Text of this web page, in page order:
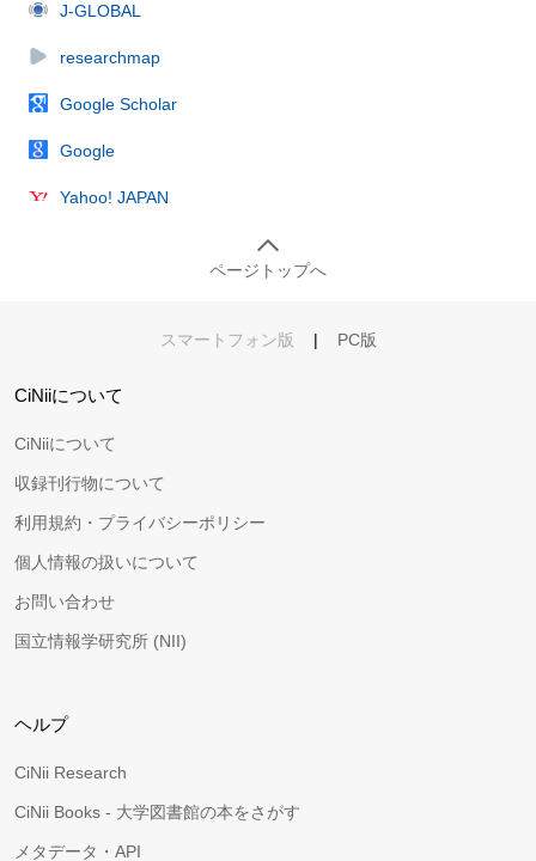
J-GLOBAL
researchmap
Google Scholar
Google
Yahoo! JAPAN
ページトップへ
スマートフォン版 | PC版
CiNiiについて
CiNiiについて
収録刊行物について
利用規約・プライバシーポリシー
個人情報の扱いについて
お問い合わせ
国立情報学研究所 (NII)
ヘルプ
CiNii Research
CiNii Books - 大学図書館の本をさがす
メタデータ・API